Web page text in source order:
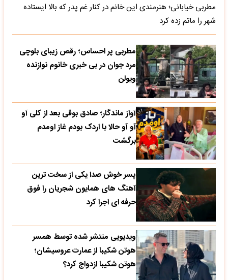
مطربی خیابانی؛ هنرمندی این خانم در کنار غم پدر که بالا ایستاده
شهر را ماتم زده کرد
مطربی پر احساس؛ رقص زیبای بلوچی
مرد جوان در بی خبری خانوم نوازنده
ویولن
آواز ماندگار؛ صادق بوقی بعد از کلی آو
آو آو حالا با اردک بودم غاز اومدم
برگشت
پسر خوش صدا یکی از سخت ترین
آهنگ های همایون شجریان را فوق
حرفه ای اجرا کرد
ویدیویی منتشر شده توسط همسر
هوتن شکیبا از عمارت عروسیشان؛
هوتن شکیبا ازدواج کرد؟